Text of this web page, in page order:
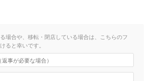
場合や、移転・閉店している場合は、こちらのフ
ると幸いです。